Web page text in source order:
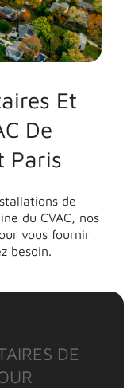
Et
De
Paris
de
du CVAC, nos
vous fournir
besoin.
DE